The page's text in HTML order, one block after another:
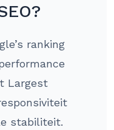
ranking
Largest
stabiliteit.